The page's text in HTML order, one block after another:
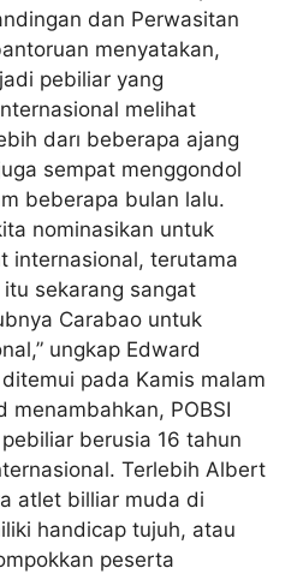
dan Perwasitan
menyatakan,
pebiliar yang
melihat
darı beberapa ajang
sempat menggondol
beberapa bulan lalu.
nominasikan untuk
internasional, terutama
sekarang sangat
Carabao untuk
ungkap Edward
pada Kamis malam
menambahkan, POBSI
berusia 16 tahun
Terlebih Albert
atlet billiar muda di
handicap tujuh, atau
peserta